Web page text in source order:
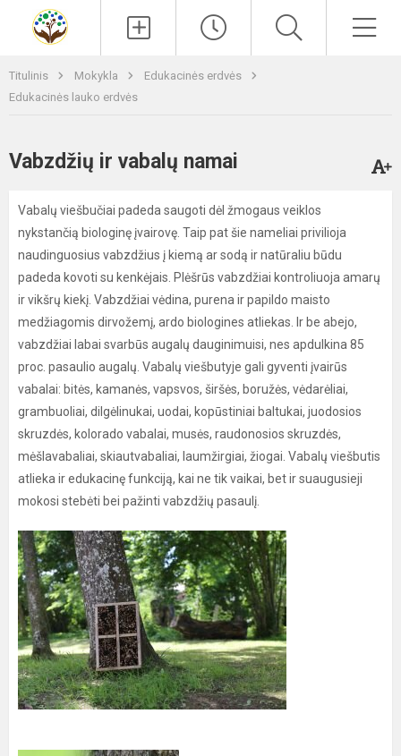
Titulinis Mokykla
Edukacinės erdvės
Edukacinės lauko erdvės
Vabzdžių ir vabalų namai
Vabalų viešbučiai padeda saugoti dėl žmogaus veiklos
nykstančią biologinę įvairovę. Taip pat šie nameliai privilioja
naudinguosius vabzdžius į kiemą ar sodą ir natūraliu būdu
padeda kovoti su kenkėjais. Plėšrūs vabzdžiai kontroliuoja amarų
ir vikšrų kiekį. Vabzdžiai vėdina, purena ir papildo maisto
medžiagomis dirvožemį, ardo biologines atliekas. Ir be abejo,
vabzdžiai labai svarbūs augalų dauginimuisi, nes apdulkina 85
proc. pasaulio augalų. Vabalų viešbutyje gali gyventi įvairūs
vabalai: bitės, kamanės, vapsvos, širšės, boružės, vėdarėliai,
grambuoliai, dilgėlinukai, uodai, kopūstiniai baltukai, juodosios
skruzdės, kolorado vabalai, musės, raudonosios skruzdės,
mėšlavabaliai, skiautvabaliai, laumžirgiai, žiogai. Vabalų viešbutis
atlieka ir edukacinę funkciją, kai ne tik vaikai, bet ir suaugusieji
mokosi stebėti bei pažinti vabzdžių pasaulį.